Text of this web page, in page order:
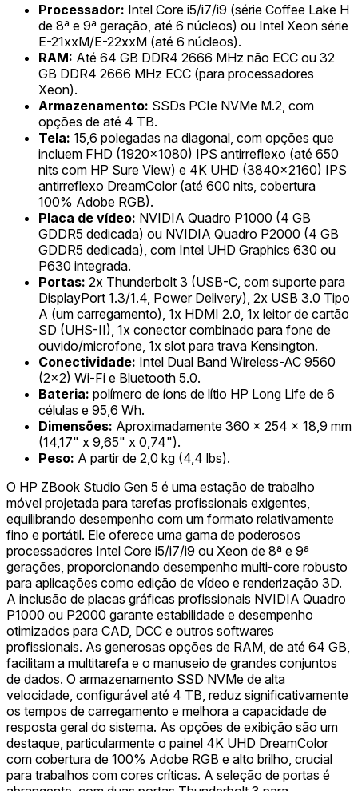
Processador: Intel Core i5/i7/i9 (série Coffee Lake H
de 8ª e 9ª geração, até 6 núcleos) ou Intel Xeon série
E-21xxM/E-22xxM (até 6 núcleos).
RAM: Até 64 GB DDR4 2666 MHz não ECC ou 32
GB DDR4 2666 MHz ECC (para processadores
Xeon).
Armazenamento: SSDs PCIe NVMe M.2, com
opções de até 4 TB.
Tela: 15,6 polegadas na diagonal, com opções que
incluem FHD (1920x1080) IPS antirreflexo (até 650
nits com HP Sure View) e 4K UHD (3840x2160) IPS
antirreflexo DreamColor (até 600 nits, cobertura
100% Adobe RGB).
Placa de vídeo: NVIDIA Quadro P1000 (4 GB
GDDR5 dedicada) ou NVIDIA Quadro P2000 (4 GB
GDDR5 dedicada), com Intel UHD Graphics 630 ou
P630 integrada.
Portas: 2x Thunderbolt 3 (USB-C, com suporte para
DisplayPort 1.3/1.4, Power Delivery), 2x USB 3.0 Tipo
A (um carregamento), 1x HDMI 2.0, 1x leitor de cartão
SD (UHS-II), 1x conector combinado para fone de
ouvido/microfone, 1x slot para trava Kensington.
Conectividade: Intel Dual Band Wireless-AC 9560
(2x2) Wi-Fi e Bluetooth 5.0.
Bateria: polímero de íons de lítio HP Long Life de 6
células e 95,6 Wh.
Dimensões: Aproximadamente 360 x 254 x 18,9 mm
(14,17" x 9,65" x 0,74").
Peso: A partir de 2,0 kg (4,4 lbs).
O HP ZBook Studio Gen 5 é uma estação de trabalho
móvel projetada para tarefas profissionais exigentes,
equilibrando desempenho com um formato relativamente
fino e portátil. Ele oferece uma gama de poderosos
processadores Intel Core i5/i7/i9 ou Xeon de 8ª e 9ª
gerações, proporcionando desempenho multi-core robusto
para aplicações como edição de vídeo e renderização 3D.
A inclusão de placas gráficas profissionais NVIDIA Quadro
P1000 ou P2000 garante estabilidade e desempenho
otimizados para CAD, DCC e outros softwares
profissionais. As generosas opções de RAM, de até 64 GB,
facilitam a multitarefa e o manuseio de grandes conjuntos
de dados. O armazenamento SSD NVMe de alta
velocidade, configurável até 4 TB, reduz significativamente
os tempos de carregamento e melhora a capacidade de
resposta geral do sistema. As opções de exibição são um
destaque, particularmente o painel 4K UHD DreamColor
com cobertura de 100% Adobe RGB e alto brilho, crucial
para trabalhos com cores críticas. A seleção de portas é